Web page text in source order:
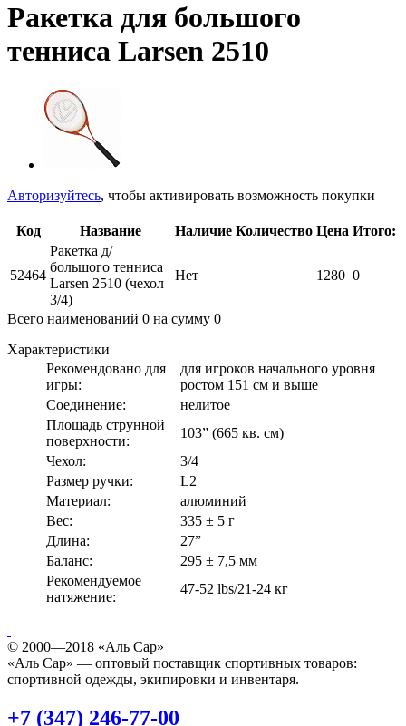
Ракетка для большого
тенниса Larsen 2510
Авторизуйтесь, чтобы активировать возможность покупки
Код Название Наличие Количество Цена Итого:
52464
Ракетка д/
большого тенниса
Larsen 2510 (чехол
3/4)
Нет 1280 0
Всего наименований 0 на сумму 0
Характеристики
Рекомендовано для
игры:
для игроков начального уровня
ростом 151 см и выше
Соединение:
нелитое
Площадь струнной
поверхности:
103” (665 кв. см)
Чехол:
3/4
Размер ручки:
L2
Материал:
алюминий
Вес:
335 ± 5 г
Длина:
27”
Баланс:
295 ± 7,5 мм
Рекомендуемое
натяжение:
47-52 lbs/21-24 кг
© 2000—2018 «Аль Сар»
«Аль Сар» — оптовый поставщик спортивных товаров:
спортивной одежды, экипировки и инвентаря.
+7 (347) 246-77-00